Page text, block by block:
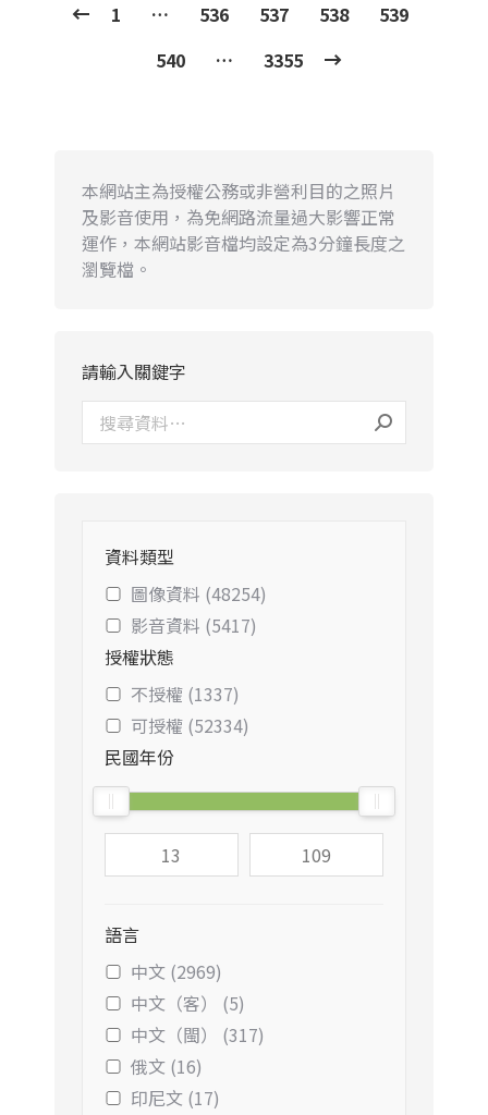
1 … 536 537 538
539
540
… 3355
本網站主為授權公務或非營利目的之照片
及影音使用，為免網路流量過大影響正常
運作，本網站影音檔均設定為3分鐘長度之
瀏覽檔。
請輸入關鍵字
資料類型
圖像資料 (48254)
影音資料 (5417)
授權狀態
不授權 (1337)
可授權 (52334)
民國年份
語言
中文 (2969)
中文（客） (5)
中文（閩） (317)
俄文 (16)
印尼文 (17)